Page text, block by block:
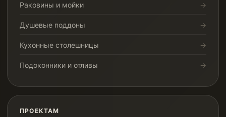
Раковины и мойки
Душевые поддоны
Кухонные столешницы
Подоконники и отливы
ПРОЕКТАМ